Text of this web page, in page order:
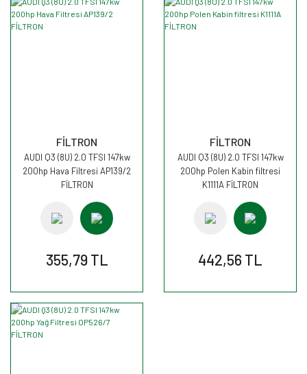
FİLTRON
AUDI Q3 (8U) 2.0 TFSI 147kw
200hp Hava Filtresi AP139/2
FİLTRON
355,79 TL
FİLTRON
AUDI Q3 (8U) 2.0 TFSI 147kw
200hp Polen Kabin filtresi
K1111A FİLTRON
442,56 TL